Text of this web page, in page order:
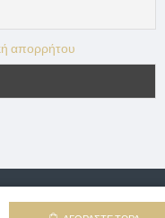
απορρήτου